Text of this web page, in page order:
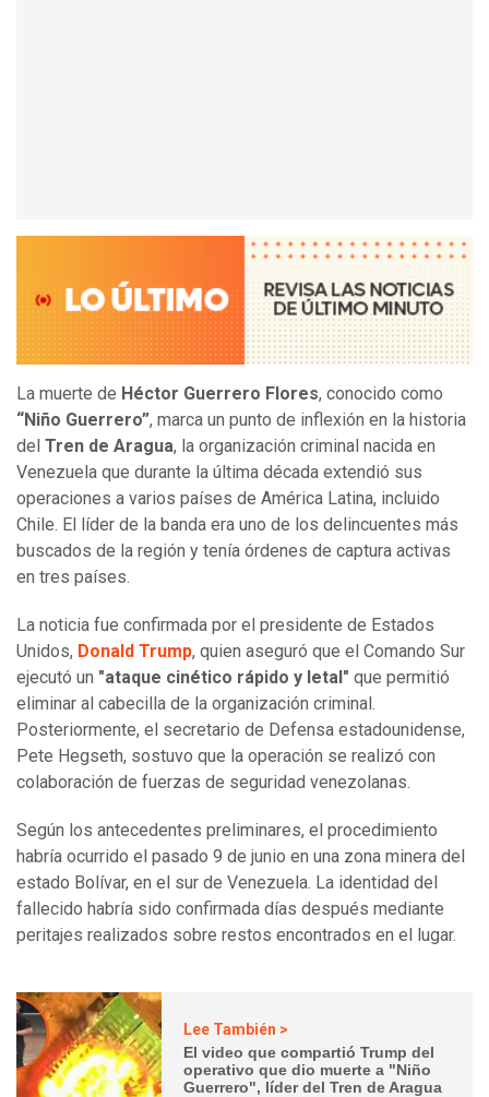
La muerte de Héctor Guerrero Flores, conocido como
“Niño Guerrero”, marca un punto de inflexión en la historia
del Tren de Aragua, la organización criminal nacida en
Venezuela que durante la última década extendió sus
operaciones a varios países de América Latina, incluido
Chile. El líder de la banda era uno de los delincuentes más
buscados de la región y tenía órdenes de captura activas
en tres países.
La noticia fue confirmada por el presidente de Estados
Unidos, Donald Trump, quien aseguró que el Comando Sur
ejecutó un "ataque cinético rápido y letal" que permitió
eliminar al cabecilla de la organización criminal.
Posteriormente, el secretario de Defensa estadounidense,
Pete Hegseth, sostuvo que la operación se realizó con
colaboración de fuerzas de seguridad venezolanas.
Según los antecedentes preliminares, el procedimiento
habría ocurrido el pasado 9 de junio en una zona minera del
estado Bolívar, en el sur de Venezuela. La identidad del
fallecido habría sido confirmada días después mediante
peritajes realizados sobre restos encontrados en el lugar.
Lee También >
El video que compartió Trump del
operativo que dio muerte a "Niño
Guerrero", líder del Tren de Aragua